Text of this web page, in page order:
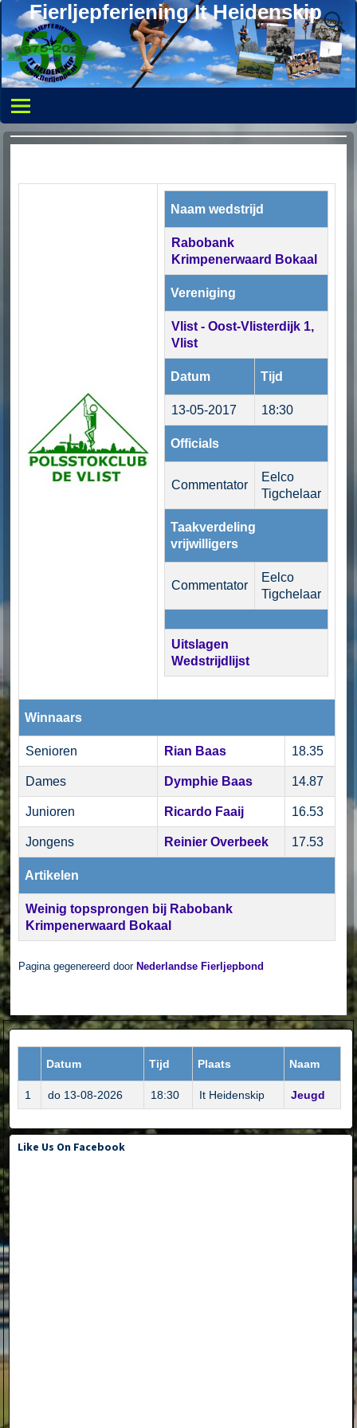
Fierljepferiening It Heidenskip
Naam wedstrijd
Rabobank
Krimpenerwaard Bokaal
Vereniging
Vlist - Oost-Vlisterdijk 1,
Vlist
Datum Tijd
13-05-2017 18:30
Officials
Commentator
Eelco
Tigchelaar
Taakverdeling
vrijwilligers
Commentator
Eelco
Tigchelaar
Uitslagen
Wedstrijdlijst
Winnaars
Senioren Rian Baas 18.35
Dames Dymphie Baas 14.87
Junioren Ricardo Faaij 16.53
Jongens Reinier Overbeek 17.53
Artikelen
Weinig topsprongen bij Rabobank
Krimpenerwaard Bokaal
Pagina gegenereerd door Nederlandse Fierljepbond
Datum Tijd Plaats Naam
1 do 13-08-2026 18:30 It Heidenskip Jeugd
Like Us On Facebook